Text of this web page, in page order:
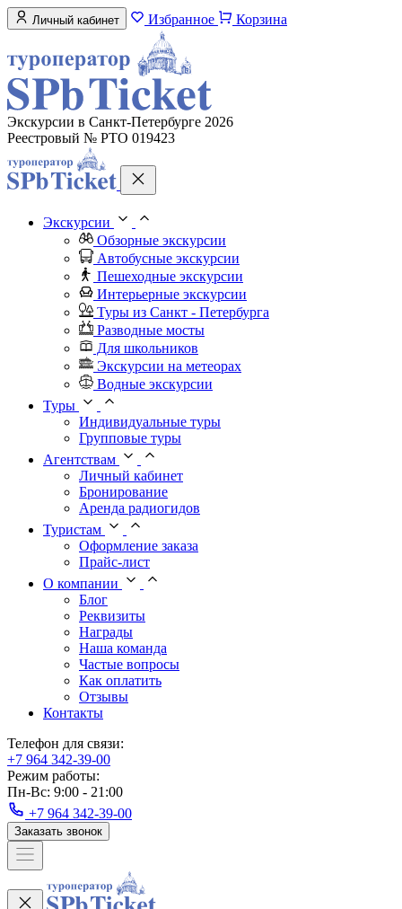
Личный кабинет Избранное Корзина
Экскурсии в Санкт-Петербурге 2026
Реестровый № РТО 019423
Экскурсии
Обзорные экскурсии
Автобусные экскурсии
Пешеходные экскурсии
Интерьерные экскурсии
Туры из Санкт - Петербурга
Разводные мосты
Для школьников
Экскурсии на метеорах
Водные экскурсии
Туры
Индивидуальные туры
Групповые туры
Агентствам
Личный кабинет
Бронирование
Аренда радиогидов
Туристам
Оформление заказа
Прайс-лист
О компании
Блог
Реквизиты
Награды
Наша команда
Частые вопросы
Как оплатить
Отзывы
Контакты
Телефон для связи:
+7 964 342-39-00
Режим работы:
Пн-Вс: 9:00 - 21:00
+7 964 342-39-00
Заказать звонок